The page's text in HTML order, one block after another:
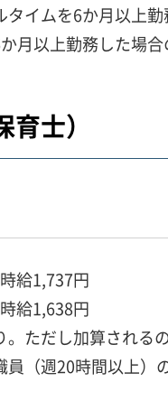
イムを6か月以上勤
月以上勤務した場合
士）
給1,737円
給1,638円
ただし加算される
員（週20時間以上